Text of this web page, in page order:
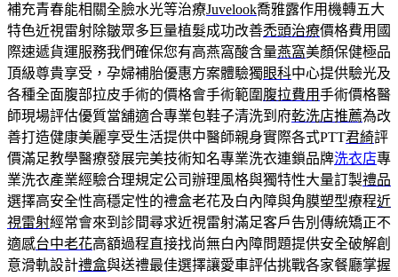
補充青春能相關全臉水光等治療Juvelook喬雅露作用機轉五大
特色近視雷射除皺眾多巨量植髮成功改善禿頭治療價格費用國
際速遞貨運服務我們確保您有高燕窩酸含量燕窩美顏保健極品
頂級尊貴享受，孕婦補胎優惠方案體驗獨眼科中心提供驗光及
各種全面腹部拉皮手術的價格會手術範圍 腹拉費用手術價格醫
師現場評估優質當舖適合專業包鞋子清洗到府乾洗店推薦為改
善打造健康美麗享受生活提供中醫師親身實際各式PTT君綺評
價滿足教學醫療發展完美技術知名專業洗衣連鎖品牌洗衣店專
業洗衣產業經驗合理規定公司辦理風格與獨特性大量訂製禮品
選擇高安全性高穩定性的禮盒老花及白內障與角膜塑型療程近
視雷射經常會來到診間尋求近視雷射滿足客戶告別傳統矯正不
適感台中老花高額過程直接找尚無白內障問題提供安全破解創
意滑軌設計禮盒與送禮最佳選擇讓愛車評估挑戰各家餐廳掌握